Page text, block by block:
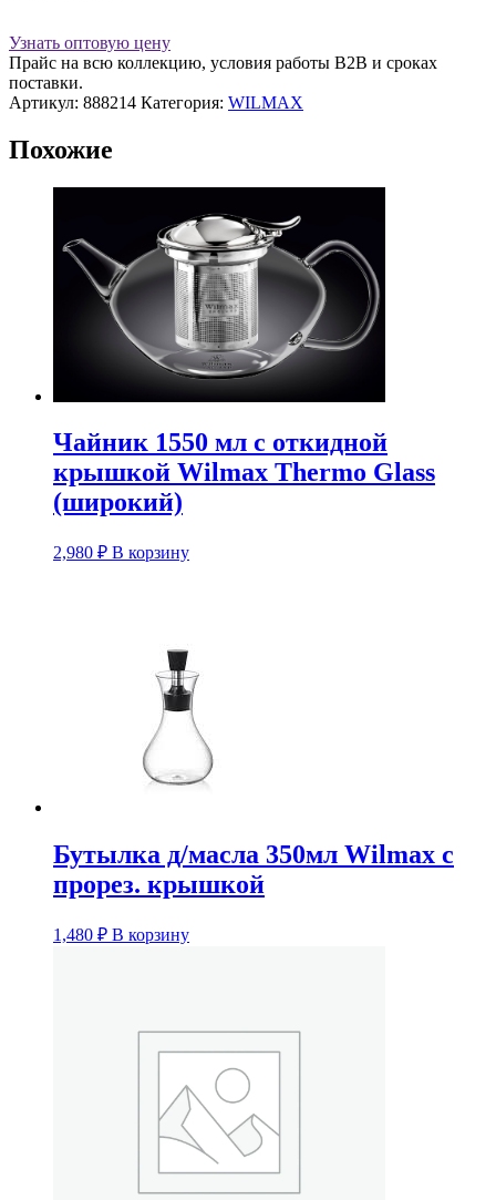
Узнать оптовую цену
Прайс на всю коллекцию, условия работы В2В и сроках
поставки.
Артикул: 888214 Категория: WILMAX
Похожие
Чайник 1550 мл с откидной
крышкой Wilmax Thermo Glass
(широкий)
2,980 ₽ В корзину
Бутылка д/масла 350мл Wilmax с
прорез. крышкой
1,480 ₽ В корзину